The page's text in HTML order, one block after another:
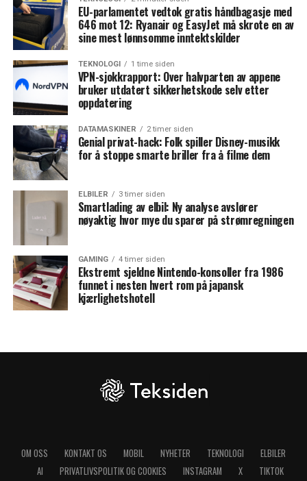
EU-parlamentet vedtok gratis håndbagasje med
646 mot 12: Ryanair og EasyJet må skrote en av
sine mest lønnsomme inntektskilder
TEKNOLOGI 1 time siden
VPN-sjokkrapport: Over halvparten av appene
bruker utdatert sikkerhetskode selv etter
oppdatering
DATAMASKINER 2 timer siden
Genial privat-hack: Folk spiller Disney-musikk
for å stoppe smarte briller fra å filme dem
ELBILER 3 timer siden
Smartlading av elbil: Ny analyse avslører
nøyaktig hvor mye du sparer på strømregningen
GAMING 4 timer siden
Ekstremt sjeldne Nintendo-konsoller fra 1986
funnet i nesten hvert rom på japansk
kjærlighetshotell
OM OSS KONTAKT OS MOBIL NYHETER TEKNOLOGI
ELBILER
AI
PRIVATLIVSPOLITIK OG COOKIES INSTAGRAM X TIKTOK